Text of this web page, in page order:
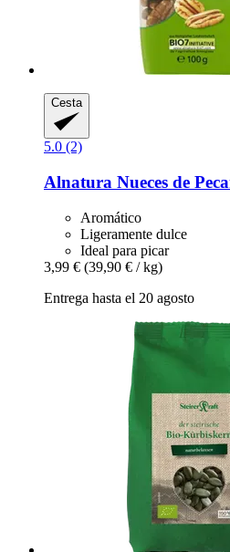
Cesta
5.0 (2)
Alnatura Nueces de
Aromático
Ligeramente dulce
Ideal para picar
3,99 € (39,90 € / kg)
Entrega hasta el 20 agosto